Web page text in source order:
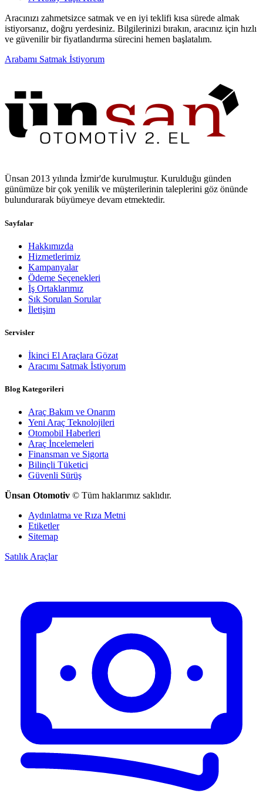
Aracınızı zahmetsizce satmak ve en iyi teklifi kısa sürede almak
istiyorsanız, doğru yerdesiniz. Bilgilerinizi bırakın, aracınız için hızlı
ve güvenilir bir fiyatlandırma sürecini hemen başlatalım.
Arabamı Satmak İstiyorum
Ünsan 2013 yılında İzmir'de kurulmuştur. Kurulduğu günden
günümüze bir çok yenilik ve müşterilerinin taleplerini göz önünde
bulundurarak büyümeye devam etmektedir.
Sayfalar
Hakkımızda
Hizmetlerimiz
Kampanyalar
Ödeme Seçenekleri
İş Ortaklarımız
Sık Sorulan Sorular
İletişim
Servisler
İkinci El Araçlara Gözat
Aracımı Satmak İstiyorum
Blog Kategorileri
Araç Bakım ve Onarım
Yeni Araç Teknolojileri
Otomobil Haberleri
Araç İncelemeleri
Finansman ve Sigorta
Bilinçli Tüketici
Güvenli Sürüş
Ünsan Otomotiv © Tüm haklarımız saklıdır.
Aydınlatma ve Rıza Metni
Etiketler
Sitemap
Satılık Araçlar